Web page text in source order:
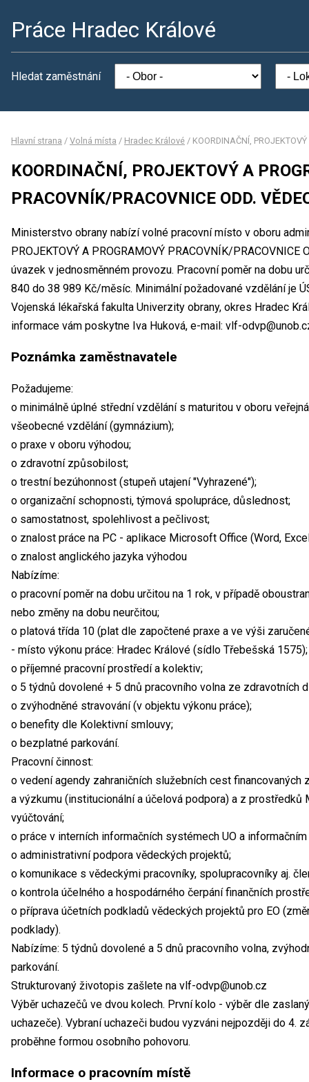
Práce Hradec Králové
Hledat zaměstnání
Hlavní strana / Volná místa / Hradec Králové / KOORDINAČNÍ,
KOORDINAČNÍ, PROJEKTOVÝ A
PRACOVNÍK/PRACOVNICE ODD.
Ministerstvo obrany nabízí volné pracovní místo v oboru
PROJEKTOVÝ A PROGRAMOVÝ PRACOVNÍK/PRACOVNICE
úvazek v jednosměnném provozu. Pracovní poměr na dobu
840 do 38 989 Kč/měsíc. Minimální požadované vzdělání je
Vojenská lékařská fakulta Univerzity obrany, okres Hradec
informace vám poskytne Iva Huková, e-mail: vlf-
Poznámka zaměstnavatele
Požadujeme:
o minimálně úplné střední vzdělání s maturitou v oboru
všeobecné vzdělání (gymnázium);
o praxe v oboru výhodou;
o zdravotní způsobilost;
o trestní bezúhonnost (stupeň utajení "Vyhrazené");
o organizační schopnosti, týmová spolupráce, důslednost;
o samostatnost, spolehlivost a pečlivost;
o znalost práce na PC - aplikace Microsoft Office (Word,
o znalost anglického jazyka výhodou
Nabízíme:
o pracovní poměr na dobu určitou na 1 rok, v případě
nebo změny na dobu neurčitou;
o platová třída 10 (plat dle započtené praxe a ve výši
- místo výkonu práce: Hradec Králové (sídlo Třebešská 1575);
o příjemné pracovní prostředí a kolektiv;
o 5 týdnů dovolené + 5 dnů pracovního volna ze zdravotních
o zvýhodněné stravování (v objektu výkonu práce);
o benefity dle Kolektivní smlouvy;
o bezplatné parkování.
Pracovní činnost:
o vedení agendy zahraničních služebních cest financovaných
a výzkumu (institucionální a účelová podpora) a z prostředků
vyúčtování;
o práce v interních informačních systémech UO a
o administrativní podpora vědeckých projektů;
o komunikace s vědeckými pracovníky, spolupracovníky aj.
o kontrola účelného a hospodárného čerpání finančních
o příprava účetních podkladů vědeckých projektů pro EO
podklady).
Nabízíme: 5 týdnů dovolené a 5 dnů pracovního volna,
parkování.
Strukturovaný životopis zašlete na vlf-odvp@unob.cz
Výběr uchazečů ve dvou kolech. První kolo - výběr dle
uchazeče). Vybraní uchazeči budou vyzváni nejpozději do 4.
proběhne formou osobního pohovoru.
Informace o pracovním místě